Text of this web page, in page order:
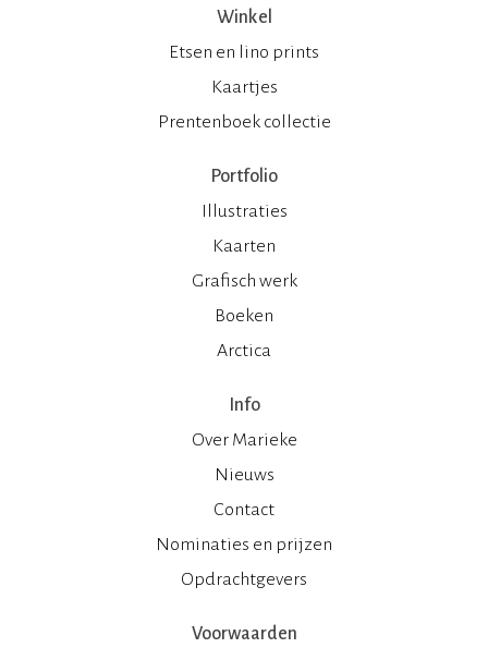
Winkel
Etsen en lino prints
Kaartjes
Prentenboek collectie
Portfolio
Illustraties
Kaarten
Grafisch werk
Boeken
Arctica
Info
Over Marieke
Nieuws
Contact
Nominaties en prijzen
Opdrachtgevers
Voorwaarden